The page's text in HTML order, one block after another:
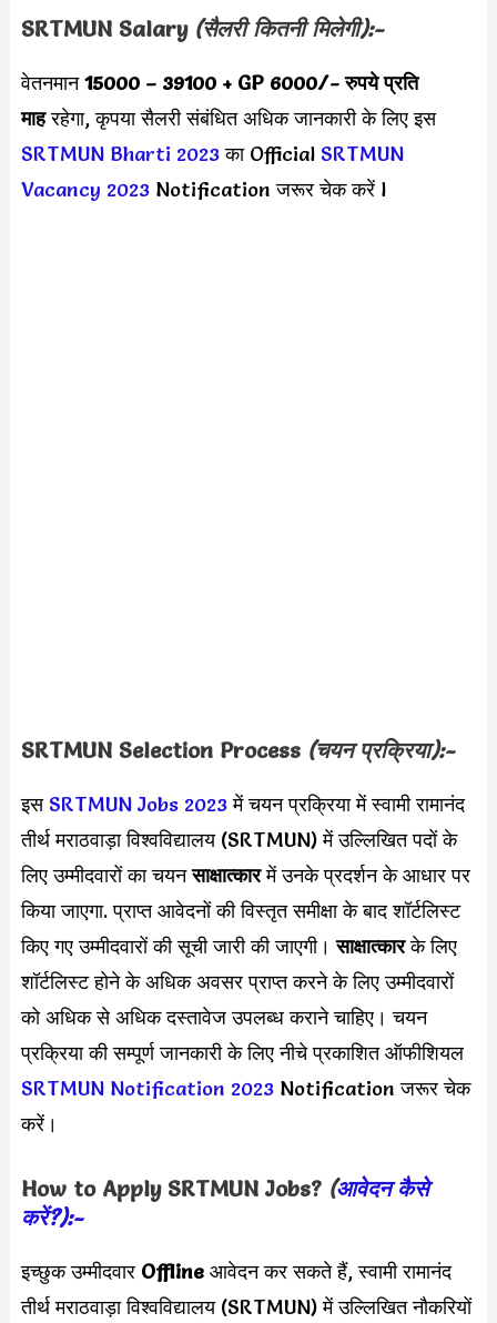
SRTMUN Salary (सैलरी कितनी मिलेगी):-
वेतनमान15000 – 39100 + GP 6000/- रुपये प्रति
माहरहेगा, कृपया सैलरी संबंधित अधिक जानकारी के लिए इस
SRTMUN Bharti 2023का Official SRTMUN
Vacancy 2023Notification जरूर चेक करें l
SRTMUN Selection Process (चयन प्रक्रिया):-
इस SRTMUN Jobs 2023में चयन प्रक्रिया में स्वामी रामानंद
तीर्थ मराठवाड़ा विश्वविद्यालय (SRTMUN) में उल्लिखित पदों के
लिए उम्मीदवारों का चयनसाक्षात्कारमें उनके प्रदर्शन के आधार पर
किया जाएगा. प्राप्त आवेदनों की विस्तृत समीक्षा के बाद शॉर्टलिस्ट
किए गए उम्मीदवारों की सूची जारी की जाएगी। साक्षात्कारके लिए
शॉर्टलिस्ट होने के अधिक अवसर प्राप्त करने के लिए उम्मीदवारों
को अधिक से अधिक दस्तावेज उपलब्ध कराने चाहिए। चयन
प्रक्रिया की सम्पूर्ण जानकारी के लिए नीचे प्रकाशित ऑफीशियल
SRTMUN Notification 2023Notification जरूर चेक
करें।
How to Apply SRTMUN Jobs?(आवेदन कैसे
करें?):-
इच्छुक उम्मीदवार Offline आवेदन कर सकते हैं, स्वामी रामानंद
तीर्थ मराठवाड़ा विश्वविद्यालय (SRTMUN) में उल्लिखित नौकरियों